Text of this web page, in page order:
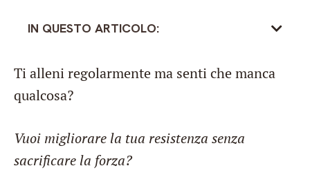
IN QUESTO ARTICOLO:
Ti alleni regolarmente ma senti che manca
qualcosa?
Vuoi migliorare la tua resistenza senza
sacrificare la forza?